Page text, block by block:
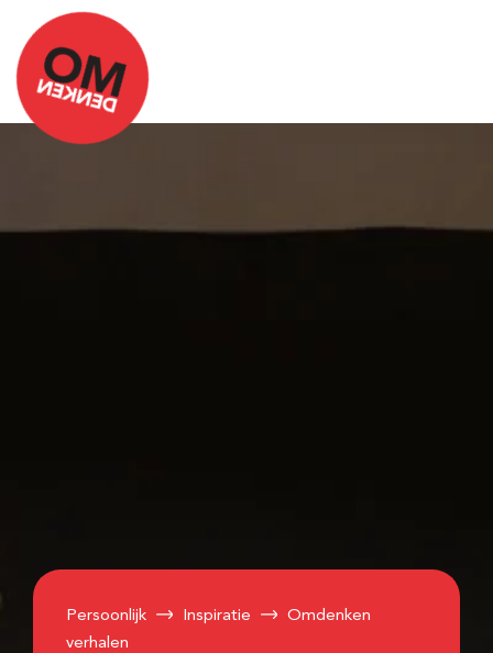
Persoonlijk Inspiratie
Omdenken
verhalen